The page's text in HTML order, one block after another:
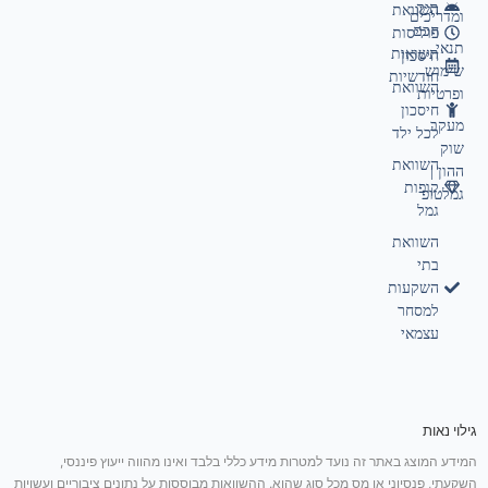
השוואת
פוליסות
חיסכון
השוואת
חיסכון
לכל ילד
השוואת
קופות
גמל
השוואת
בתי
השקעות
למסחר
עצמאי
ומדריכים
תנאי
שימוש
ופרטיות
מעקב
שוק
ההון |
גמלטופ
תיק
חכם
תשואות
חודשיות
גילוי נאות
המידע המוצג באתר זה נועד למטרות מידע כללי בלבד ואינו מהווה ייעוץ פיננסי,
השקעתי, פנסיוני או מס מכל סוג שהוא. ההשוואות מבוססות על נתונים ציבוריים ועשויות